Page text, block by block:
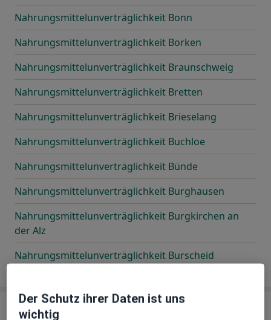
Nahrungsmittelunverträglichkeit Bonn
Nahrungsmittelunverträglichkeit Borken
Nahrungsmittelunverträglichkeit Braunschweig
Nahrungsmittelunverträglichkeit Bretten
Nahrungsmittelunverträglichkeit Brieselang
Nahrungsmittelunverträglichkeit Buchloe
Nahrungsmittelunverträglichkeit Bünde
Nahrungsmittelunverträglichkeit Burghausen
Nahrungsmittelunverträglichkeit Burgkirchen an
der Alz
Nahrungsmittelunverträglichkeit Burscheid
C
Der Schutz ihrer Daten ist uns
wichtig